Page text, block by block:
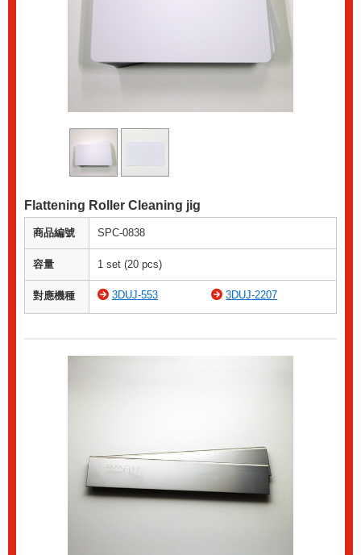
Flattening Roller Cleaning jig
商品編號 SPC-0838
容量 1 set (20 pcs)
對應機種 3DUJ-553 3DUJ-2207